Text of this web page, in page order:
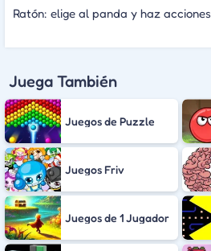
Ratón: elige al panda y haz acciones
Juega También
Juegos de Puzzle
Juegos Friv
Juegos de 1 Jugador